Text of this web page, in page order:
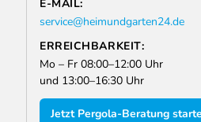
E-MAIL:
service@heimundgarten24.de
ERREICHBARKEIT:
Mo – Fr 08:00–12:00 Uhr
und 13:00–16:30 Uhr
Jetzt Pergola-Beratung